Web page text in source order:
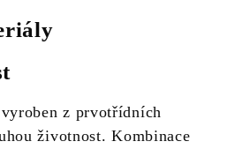
z prvotřídních
životnost. Kombinace